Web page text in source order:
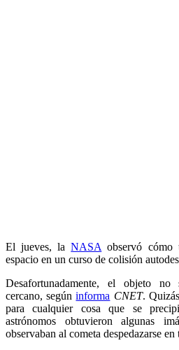
El jueves, laNASA observó cómo
espacio en un curso de colisión
Desafortunadamente, el objeto
cercano, segúninforma CNET.
para cualquier cosa que se
astrónomos obtuvieron algunas
observaban al cometa despedazarse en